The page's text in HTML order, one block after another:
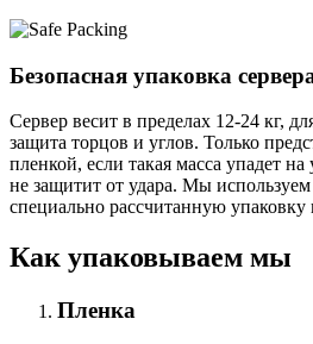
Безопасная упаковка
Сервер весит в пределах 12-24 кг,
защита торцов и углов. Только
пленкой, если такая масса упадет
не защитит от удара. Мы используем
специально расcчитанную упаковку
Как упаковываем мы
Пленка